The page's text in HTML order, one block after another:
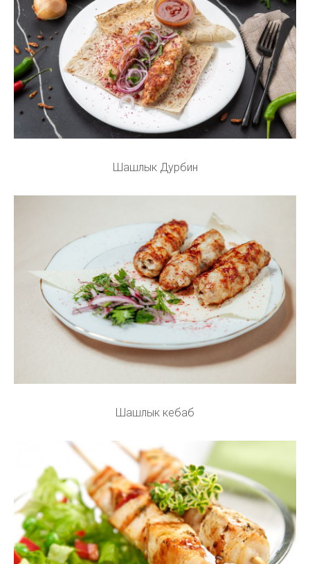
Шашлык Дурбин
Шашлык кебаб